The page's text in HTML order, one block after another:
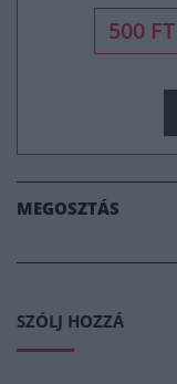
500 FT
MEGOSZTÁS
SZÓLJ HOZZÁ